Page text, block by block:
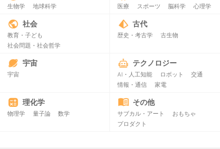
生物学 地球科学 医療 スポーツ 脳科学 心理学
社会
教育・子ども
社会問題・社会哲学
古代
歴史・考古学 古生物
宇宙
宇宙
テクノロジー
AI・人工知能 ロボット
交通
情報・通信
家電
理化学
物理学 量子論 数学
その他
サブカル・アート
おもちゃ
プロダクト